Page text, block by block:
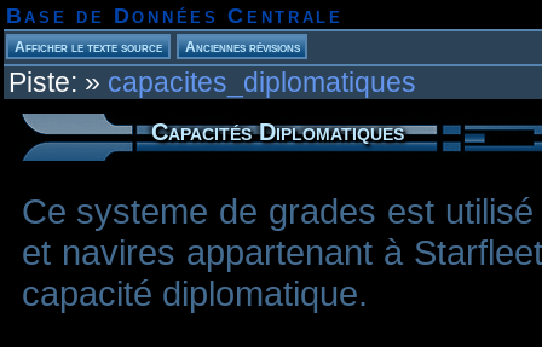
Base de Données Centrale
Piste: » capacites_diplomatiques
Capacités Diplomatiques
Ce systeme de grades est
et navires appartenant à
capacité diplomatique.